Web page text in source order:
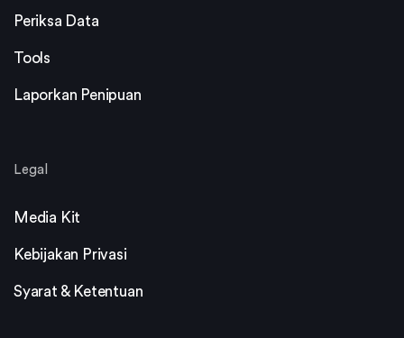
Periksa Data
Tools
Laporkan Penipuan
Legal
Media Kit
Kebijakan Privasi
Syarat & Ketentuan